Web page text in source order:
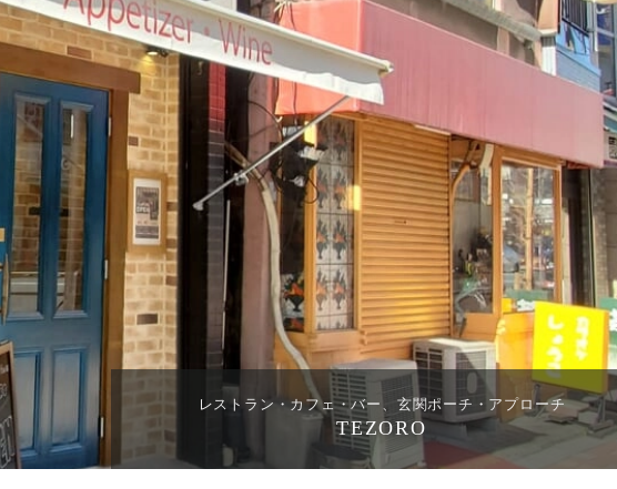
レストラン・カフェ・バー、玄関ポーチ・アプローチ
TEZORO